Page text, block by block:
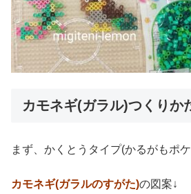
カモネギ(ガラル)つくりか
まず、かくとうタイプ(かるがもポ
カモネギ(ガラルのすがた)の図案↓